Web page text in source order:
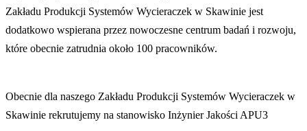
Zakładu Produkcji Systemów Wycieraczek w Skawinie jest
dodatkowo wspierana przez nowoczesne centrum badań i rozwoju,
które obecnie zatrudnia około 100 pracowników.
Obecnie dla naszego Zakładu Produkcji Systemów Wycieraczek w
Skawinie rekrutujemy na stanowisko Inżynier Jakości APU3